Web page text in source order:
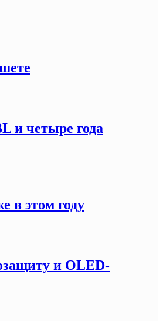
и четыре года
в этом году
и OLED-